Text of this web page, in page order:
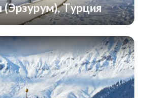
(Эрзурум), Турция